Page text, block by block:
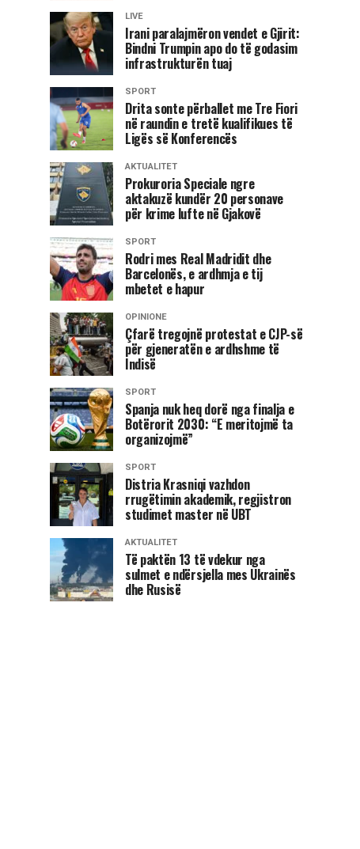
LIVE
Irani paralajmëron vendet e Gjirit:
Bindni Trumpin apo do të godasim
infrastrukturën tuaj
SPORT
Drita sonte përballet me Tre Fiori
në raundin e tretë kualifikues të
Ligës së Konferencës
AKTUALITET
Prokuroria Speciale ngre
aktakuzë kundër 20 personave
për krime lufte në Gjakovë
SPORT
Rodri mes Real Madridit dhe
Barcelonës, e ardhmja e tij
mbetet e hapur
OPINIONE
Çfarë tregojnë protestat e CJP-së
për gjeneratën e ardhshme të
Indisë
SPORT
Spanja nuk heq dorë nga finalja e
Botërorit 2030: “E meritojmë ta
organizojmë”
SPORT
Distria Krasniqi vazhdon
rrugëtimin akademik, regjistron
studimet master në UBT
AKTUALITET
Të paktën 13 të vdekur nga
sulmet e ndërsjella mes Ukrainës
dhe Rusisë